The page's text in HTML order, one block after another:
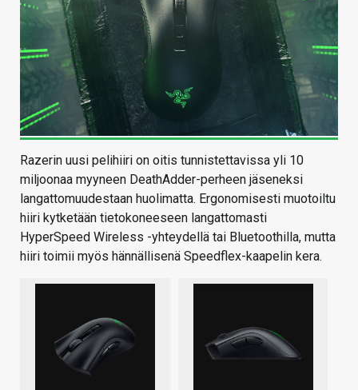
Razerin uusi pelihiiri on oitis tunnistettavissa yli 10
miljoonaa myyneen DeathAdder-perheen jäseneksi
langattomuudestaan huolimatta. Ergonomisesti muotoiltu
hiiri kytketään tietokoneeseen langattomasti
HyperSpeed Wireless -yhteydellä tai Bluetoothilla, mutta
hiiri toimii myös hännällisenä Speedflex-kaapelin kera.